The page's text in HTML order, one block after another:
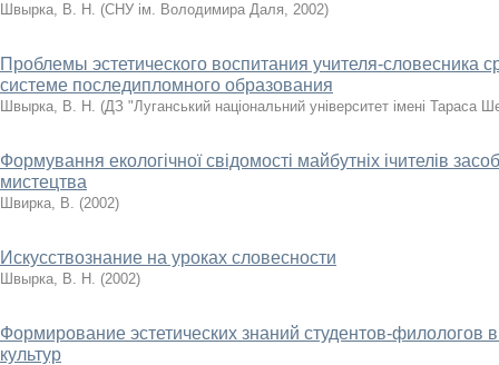
Швырка, В. Н. (СНУ ім. Володимира Даля, 2002)
Проблемы эстетического воспитания учителя-словесника
системе последипломного образования
Швырка, В. Н. (ДЗ "Луганський національний університет імені Тараса
Формування екологічної свідомості майбутніх ічителів
мистецтва
Швирка, В. (2002)
Искусствознание на уроках словесности
Швырка, В. Н. (2002)
Формирование эстетических знаний студентов-филологов
культур